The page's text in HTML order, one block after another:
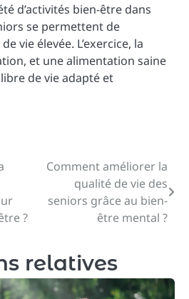
d’activités bien-être dans
se permettent de
vie élevée. L’exercice, la
et une alimentation saine
de vie adapté et
?
Comment améliorer la
qualité de vie des
seniors grâce au bien-
être mental ?
relatives